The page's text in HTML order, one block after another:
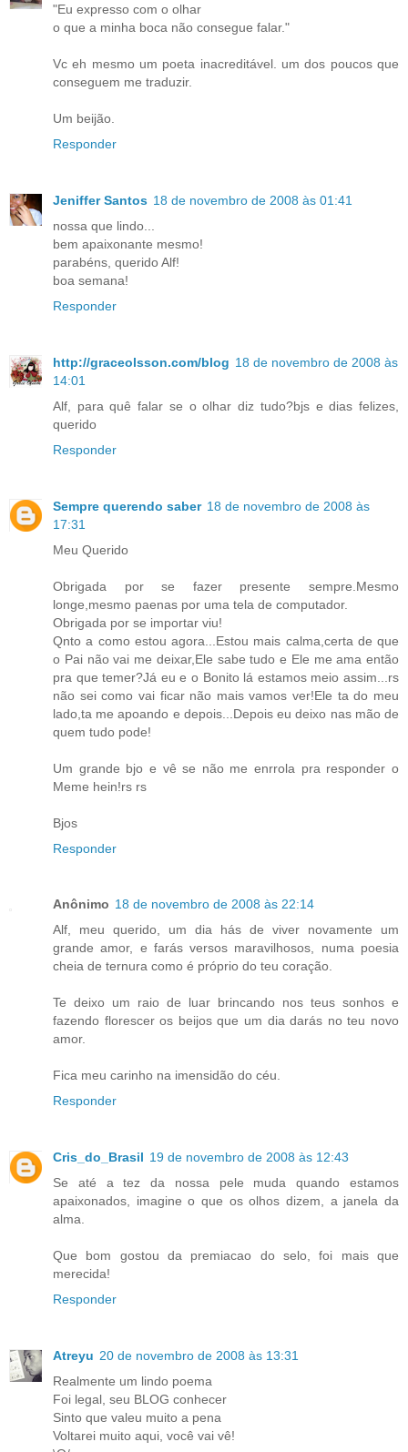
"Eu expresso com o olhar
o que a minha boca não consegue falar."
Vc eh mesmo um poeta inacreditável. um dos poucos que
conseguem me traduzir.
Um beijão.
Responder
Jeniffer Santos 18 de novembro de 2008 às 01:41
nossa que lindo...
bem apaixonante mesmo!
parabéns, querido Alf!
boa semana!
Responder
http://graceolsson.com/blog 18 de novembro de 2008 às
14:01
Alf, para quê falar se o olhar diz tudo?bjs e dias felizes,
querido
Responder
Sempre querendo saber 18 de novembro de 2008 às
17:31
Meu Querido
Obrigada por se fazer presente sempre.Mesmo
longe,mesmo paenas por uma tela de computador.
Obrigada por se importar viu!
Qnto a como estou agora...Estou mais calma,certa de que
o Pai não vai me deixar,Ele sabe tudo e Ele me ama então
pra que temer?Já eu e o Bonito lá estamos meio assim...rs
não sei como vai ficar não mais vamos ver!Ele ta do meu
lado,ta me apoando e depois...Depois eu deixo nas mão de
quem tudo pode!
Um grande bjo e vê se não me enrrola pra responder o
Meme hein!rs rs
Bjos
Responder
Anônimo 18 de novembro de 2008 às 22:14
Alf, meu querido, um dia hás de viver novamente um
grande amor, e farás versos maravilhosos, numa poesia
cheia de ternura como é próprio do teu coração.
Te deixo um raio de luar brincando nos teus sonhos e
fazendo florescer os beijos que um dia darás no teu novo
amor.
Fica meu carinho na imensidão do céu.
Responder
Cris_do_Brasil 19 de novembro de 2008 às 12:43
Se até a tez da nossa pele muda quando estamos
apaixonados, imagine o que os olhos dizem, a janela da
alma.
Que bom gostou da premiacao do selo, foi mais que
merecida!
Responder
Atreyu 20 de novembro de 2008 às 13:31
Realmente um lindo poema
Foi legal, seu BLOG conhecer
Sinto que valeu muito a pena
Voltarei muito aqui, você vai vê!